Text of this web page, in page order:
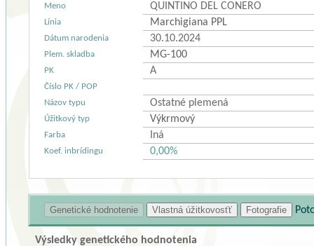
Meno QUINTINO DEL CONERO
Línia Marchigiana PPL
Dátum narodenia 30.10.2024
Plem. skladba MG-100
PK A
Číslo PK / POP
Názov typu
Ostatné plemená
Úžitkový typ Výkrmový
Farba Iná
Koef. inbrídingu 0,00%
Výsledky genetického hodnotenia